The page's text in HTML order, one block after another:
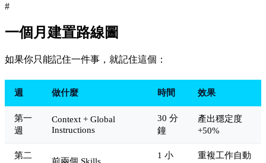
#
一個月建置路線圖
如果你只能記住一件事，就記住這個：
週 做什麼 時間 效果
第一
週
Context + Global
Instructions
30 分
鐘
產出穩定度
+50%
第二
1 小
重複工作自動